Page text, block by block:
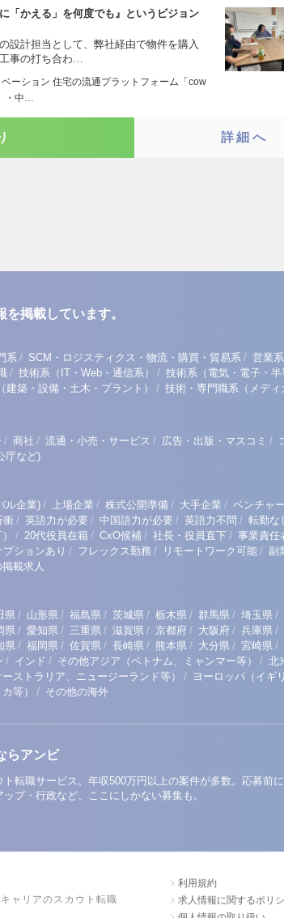
「かえる」を何度でも』というビジョン
設計担当として、弊社経由で物件を購入
事の打ち合わ…
ーション 住宅の流通プラットフォーム「cow
・中…
詳細へ
掲載しています。
系 / SCM・ロジスティクス・物流・購買・貿易系 / 営業系
/ 技術系（IT・Web・通信系） / 技術系（電気・電子・半
建築・設備・土木・プラント） / 技術・専門職系（メディ
/ 商社 / 流通・小売・サービス / 広告・出版・マスコミ /
庁など)
ル企業) / 上場企業 / 株式公開準備 / 大手企業 / ベンチャ
衝 / 英語力が必要 / 中国語力が必要 / 英語力不問 / 転勤な
/ 20代役員在籍 / CxO候補 / 社長・役員直下 / 事業責任
ションあり / フレックス勤務 / リモートワーク可能 / 副
載求人
県 / 山形県 / 福島県 / 茨城県 / 栃木県 / 群馬県 / 埼玉県 /
県 / 愛知県 / 三重県 / 滋賀県 / 京都府 / 大阪府 / 兵庫県 /
県 / 福岡県 / 佐賀県 / 長崎県 / 熊本県 / 大分県 / 宮崎県 /
/ インド / その他アジア（ベトナム、ミャンマー等） / 北
ストラリア、ニュージーランド等） / ヨーロッパ（イギ
等）
/ その他の海外
らアンビ
転職サービス。年収500万円以上の案件が多数。応募前
プ・行政など、ここにしかない募集も。
ャリアのスカウト転職
利用規約
求人情報に関するポリ